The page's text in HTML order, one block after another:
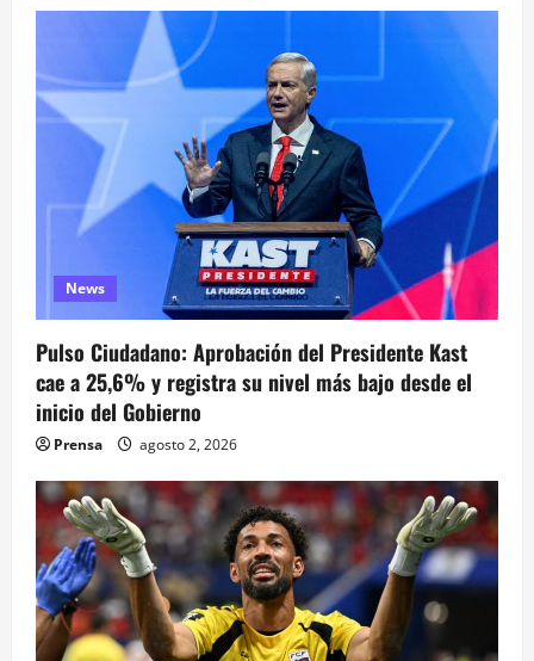
ó
n
n
t
r
a
d
a
s
News
Pulso Ciudadano: Aprobación del Presidente Kast
cae a 25,6% y registra su nivel más bajo desde el
inicio del Gobierno
Prensa agosto 2, 2026